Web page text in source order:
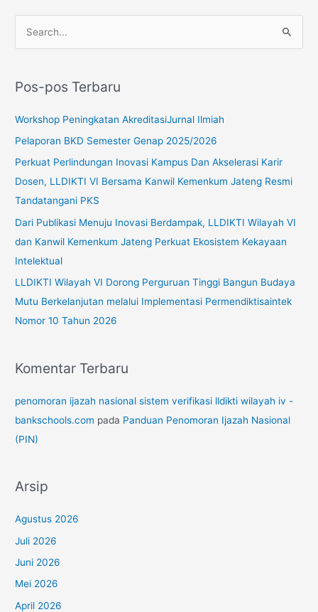
i
u
k
:
Pos-pos Terbaru
Workshop Peningkatan AkreditasiJurnal Ilmiah
Pelaporan BKD Semester Genap 2025/2026
Perkuat Perlindungan Inovasi Kampus Dan Akselerasi Karir
Dosen, LLDIKTI VI Bersama Kanwil Kemenkum Jateng Resmi
Tandatangani PKS
Dari Publikasi Menuju Inovasi Berdampak, LLDIKTI Wilayah VI
dan Kanwil Kemenkum Jateng Perkuat Ekosistem Kekayaan
Intelektual
LLDIKTI Wilayah VI Dorong Perguruan Tinggi Bangun Budaya
Mutu Berkelanjutan melalui Implementasi Permendiktisaintek
Nomor 10 Tahun 2026
Komentar Terbaru
penomoran ijazah nasional sistem verifikasi lldikti wilayah iv -
bankschools.com pada Panduan Penomoran Ijazah Nasional
(PIN)
Arsip
Agustus 2026
Juli 2026
Juni 2026
Mei 2026
April 2026